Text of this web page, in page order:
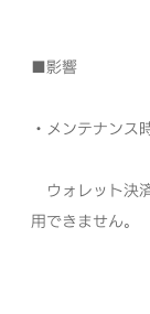
■影響
・メンテナンス
ウォレット決
用できません。